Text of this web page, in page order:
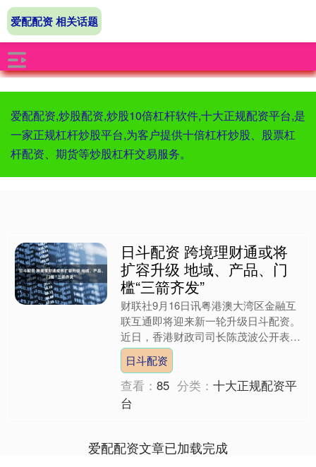
爱配配资,炒股配资,炒股10倍杠杆软件,十大正规配资平台,是
一家正规杠杆炒股平台,为客户提供十倍杠杆炒股、股票杠
杆配资、期货等炒股杠杆交易服务。
爱配配资 相关话题
日斗配资 跨境理财通或将
扩容升级 地域、产品、门
槛“三箭齐发”
财联社9月16日讯粤港澳大湾区金融互
联互通即将迎来新一轮升级日斗配资。
近日，香港财政司司长陈茂波公开表
示，在中央部委支持下，将适时适度扩
大“跨境理财通”的地域....
日斗配资
查看：85 分类：十大正规配资平
台
爱配配资文章已加载完成